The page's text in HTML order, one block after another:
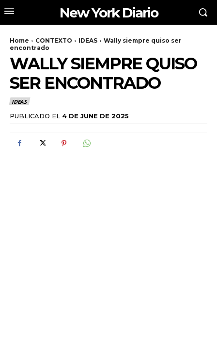
New York Diario
Home CONTEXTO IDEAS
Wally siempre quiso ser
encontrado
WALLY SIEMPRE QUISO
SER ENCONTRADO
IDEAS
PUBLICADO EL 4 DE JUNE DE 2025